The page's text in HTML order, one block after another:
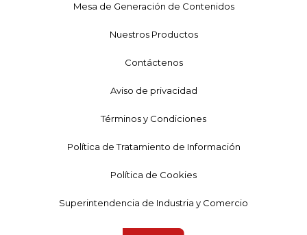
Mesa de Generación de Contenidos
Nuestros Productos
Contáctenos
Aviso de privacidad
Términos y Condiciones
Política de Tratamiento de Información
Política de Cookies
Superintendencia de Industria y Comercio